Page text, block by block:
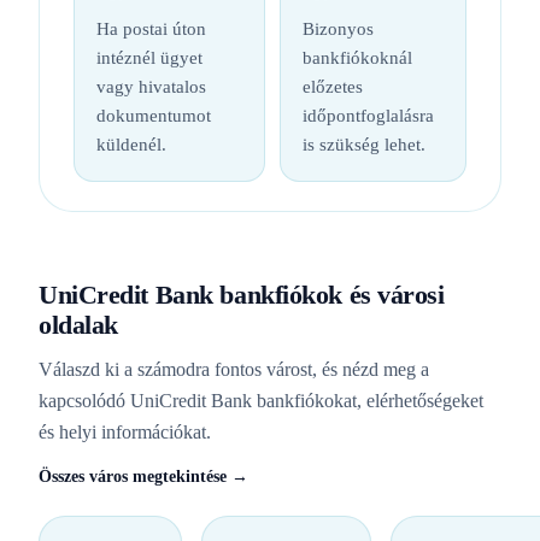
Ha postai úton
intéznél ügyet
vagy hivatalos
dokumentumot
küldenél.
Bizonyos
bankfiókoknál
előzetes
időpontfoglalásra
is szükség lehet.
UniCredit Bank bankfiókok és városi
oldalak
Válaszd ki a számodra fontos várost, és nézd meg a
kapcsolódó UniCredit Bank bankfiókokat, elérhetőségeket
és helyi információkat.
Összes város megtekintése →